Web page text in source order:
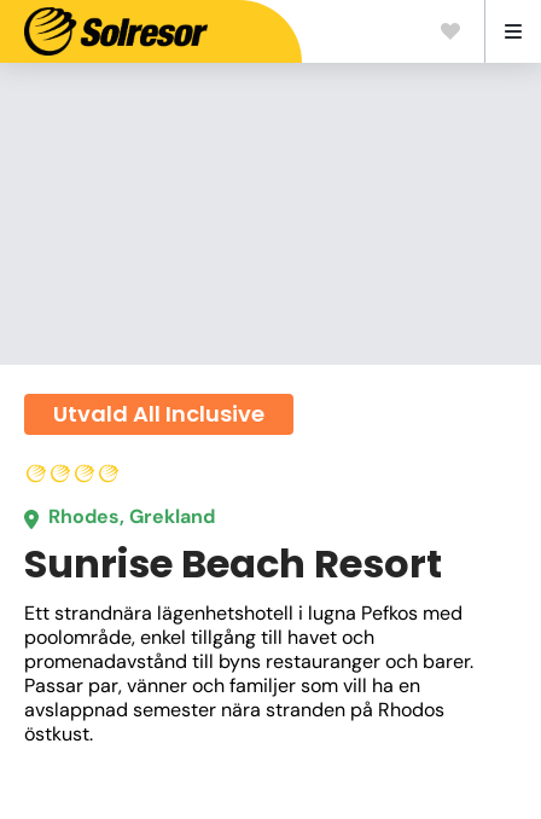
Utvald All Inclusive
Rhodes, Grekland
Sunrise Beach Resort
Ett strandnära lägenhetshotell i lugna Pefkos med
poolområde, enkel tillgång till havet och
promenadavstånd till byns restauranger och barer.
Passar par, vänner och familjer som vill ha en
avslappnad semester nära stranden på Rhodos
östkust.